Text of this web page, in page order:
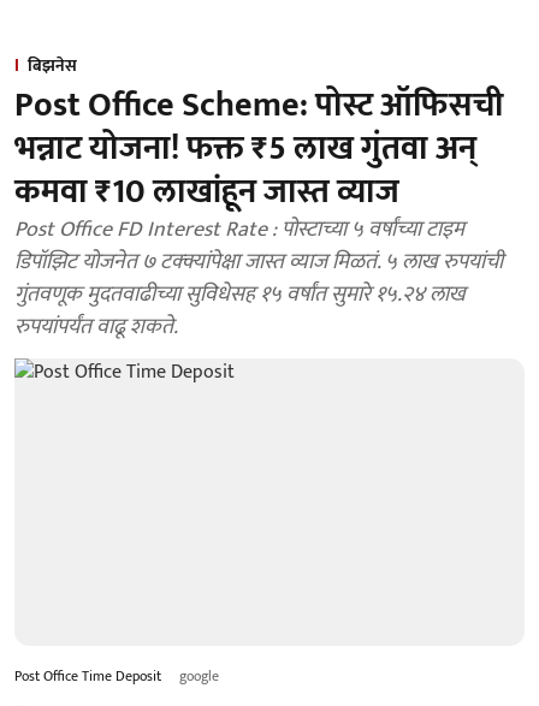
बिझनेस
Post Office Scheme: पोस्ट ऑफिसची
भन्नाट योजना! फक्त ₹5 लाख गुंतवा अन्
कमवा ₹10 लाखांहून जास्त व्याज
Post Office FD Interest Rate : पोस्टाच्या ५ वर्षांच्या टाइम
डिपॉझिट योजनेत ७ टक्क्यांपेक्षा जास्त व्याज मिळतं. ५ लाख रुपयांची
गुंतवणूक मुदतवाढीच्या सुविधेसह १५ वर्षांत सुमारे १५.२४ लाख
रुपयांपर्यंत वाढू शकते.
Post Office Time Deposit google